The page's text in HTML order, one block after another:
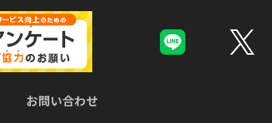
お問い合わせ